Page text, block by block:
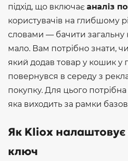
підхід, що включає аналіз
користувачів на глибшому
словами — бачити загальну
мало. Вам потрібно знати,
який додав товар у кошик у
повернувся в середу з
покупку. Для цього
яка виходить за рамки
Як Kliox налаштовує
ключ